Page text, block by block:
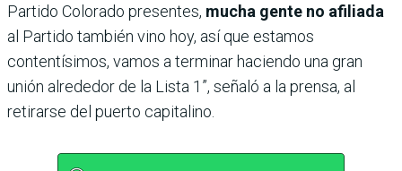
Partido Colorado presentes, mucha gente no afiliada
al Partido también vino hoy, así que estamos
contentísimos, vamos a terminar haciendo una gran
unión alrededor de la Lista 1”, señaló a la prensa, al
retirarse del puerto capitalino.